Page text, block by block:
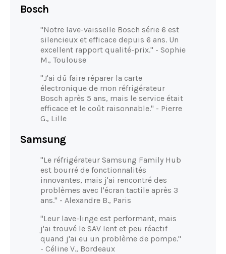
Bosch
"Notre lave-vaisselle Bosch série 6 est
silencieux et efficace depuis 6 ans. Un
excellent rapport qualité-prix." - Sophie
M., Toulouse
"J'ai dû faire réparer la carte
électronique de mon réfrigérateur
Bosch après 5 ans, mais le service était
efficace et le coût raisonnable." - Pierre
G., Lille
Samsung
"Le réfrigérateur Samsung Family Hub
est bourré de fonctionnalités
innovantes, mais j'ai rencontré des
problèmes avec l'écran tactile après 3
ans." - Alexandre B., Paris
"Leur lave-linge est performant, mais
j'ai trouvé le SAV lent et peu réactif
quand j'ai eu un problème de pompe."
- Céline V., Bordeaux